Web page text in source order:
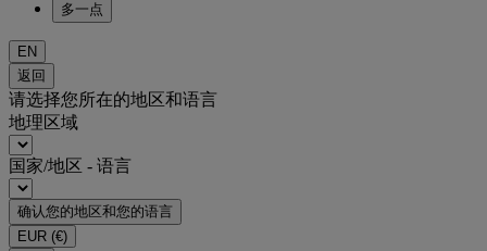
多一点
EN
返回
请选择您所在的地区和语言
地理区域
国家/地区 - 语言
确认您的地区和您的语言
EUR (€)